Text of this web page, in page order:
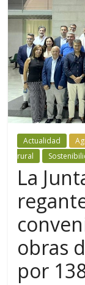
Actualidad
rural
La
obras
por